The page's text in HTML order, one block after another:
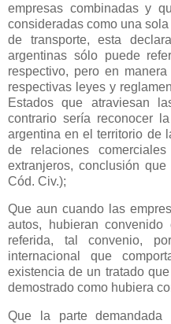
empresas combinadas y
consideradas como una
de transporte, esta
argentinas sólo puede
respectivo, pero en
respectivas leyes y
Estados que atraviesan
contrario sería reconocer
argentina en el territorio de
de relaciones
extranjeros, conclusión
Cód. Civ.);
Que aun cuando las
autos, hubieran
referida, tal convenio,
internacional que
existencia de un tratado
demostrado como hubiera
Que la parte demandada